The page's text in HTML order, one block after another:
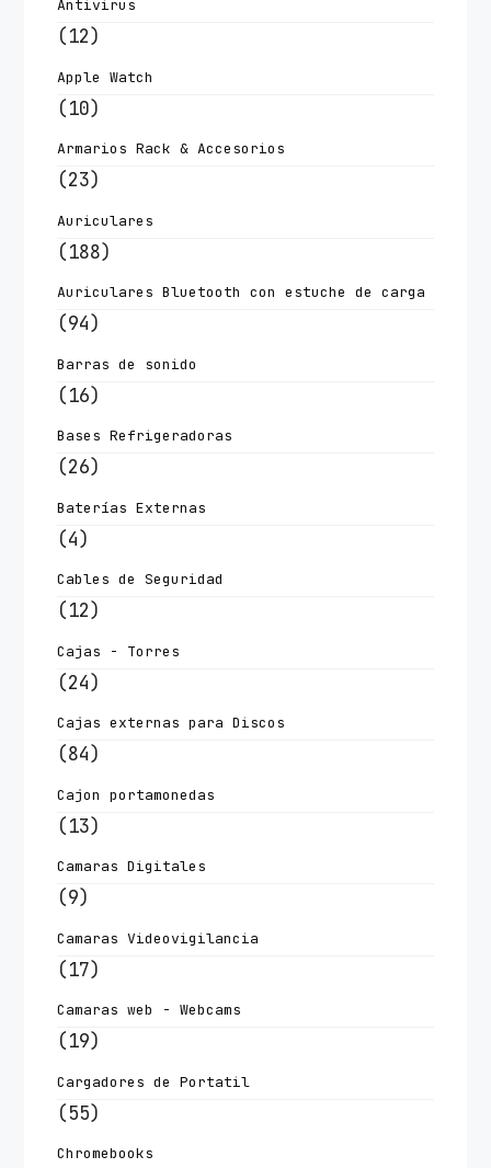
Antivirus
(12)
Apple Watch
(10)
Armarios Rack & Accesorios
(23)
Auriculares
(188)
Auriculares Bluetooth con estuche de carga
(94)
Barras de sonido
(16)
Bases Refrigeradoras
(26)
Baterías Externas
(4)
Cables de Seguridad
(12)
Cajas - Torres
(24)
Cajas externas para Discos
(84)
Cajon portamonedas
(13)
Camaras Digitales
(9)
Camaras Videovigilancia
(17)
Camaras web - Webcams
(19)
Cargadores de Portatil
(55)
Chromebooks